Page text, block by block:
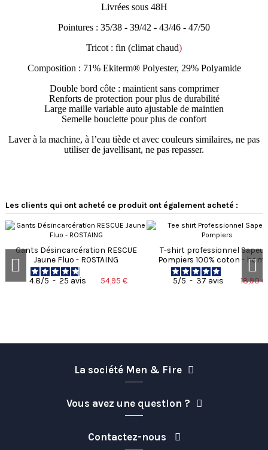
Livrées sous 48H
Pointures : 35/38 - 39/42 - 43/46 - 47/50
Tricot : fin (climat chaud)
Composition : 71% Ekiterm® Polyester, 29% Polyamide
Double bord côte : maintient sans comprimer
Renforts de protection pour plus de durabilité
Large maille variable auto ajustable de maintien
Semelle bouclette pour plus de confort
Laver à la machine, à l’eau tiède et avec couleurs similaires, ne pas
utiliser de javellisant, ne pas repasser.
Les clients qui ont acheté ce produit ont également acheté :
Gants Désincarcération RESCUE
Jaune Fluo - ROSTAING
4.8/5 - 25 avis 54,95 €
T-shirt professionnel
Pompiers 100% coton -
5/5 - 37 avis 18,90 €
La société Men & Fire
Vous avez une question ?
Contactez-nous